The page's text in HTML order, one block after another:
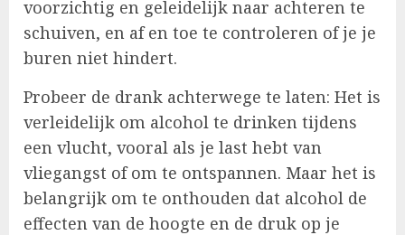
voorzichtig en geleidelijk naar achteren te
schuiven, en af en toe te controleren of je je
buren niet hindert.
Probeer de drank achterwege te laten: Het is
verleidelijk om alcohol te drinken tijdens
een vlucht, vooral als je last hebt van
vliegangst of om te ontspannen. Maar het is
belangrijk om te onthouden dat alcohol de
effecten van de hoogte en de druk op je